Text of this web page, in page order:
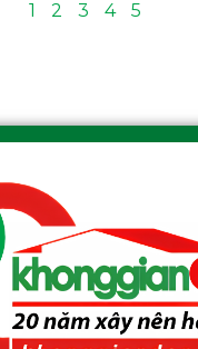
1 2 3 4 5